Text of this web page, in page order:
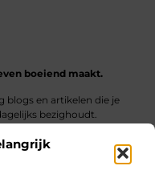
boeiend maakt.
blogs en artikelen die je
bezighoudt.